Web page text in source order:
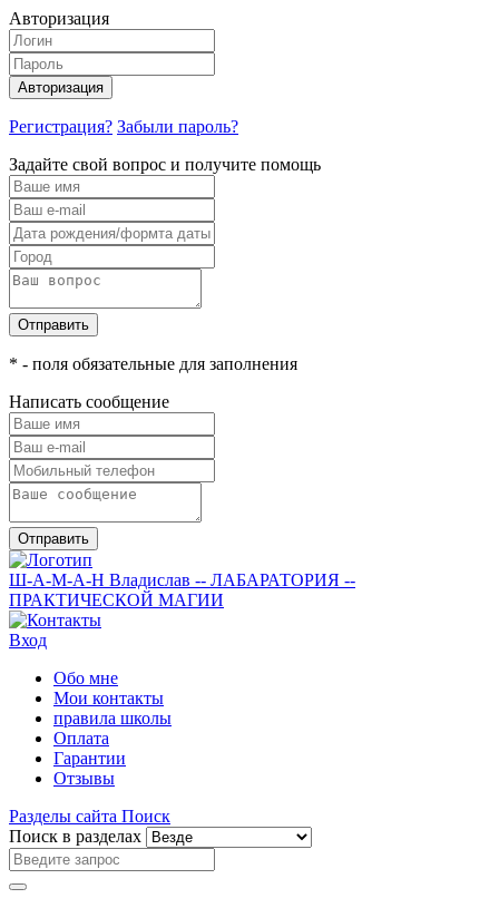
Авторизация
Авторизация
Регистрация? Забыли пароль?
Задайте свой вопрос и получите помощь
Отправить
* - поля обязательные для заполнения
Написать сообщение
Отправить
Ш-А-М-А-Н Владислав -- ЛАБАРАТОРИЯ --
ПРАКТИЧЕСКОЙ МАГИИ
Вход
Обо мне
Мои контакты
правила школы
Оплата
Гарантии
Отзывы
Разделы сайта Поиск
Поиск в разделах